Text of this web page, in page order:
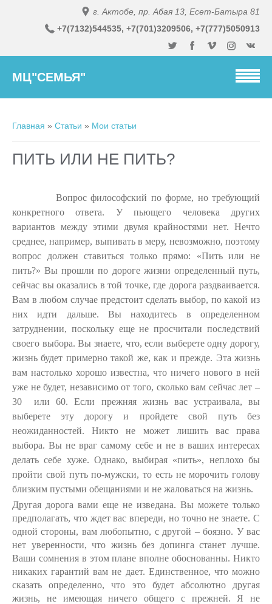
г. Актобе, пр. Абая 13, Есет-Батыра 81
+7(7132)544535, +7(701)3209506, +7(777)5050913
МЦ"СЕМЬЯ"
Главная » Статьи » Мои статьи
ПИТЬ ИЛИ НЕ ПИТЬ?
Вопрос философский по форме, но требующий
конкретного ответа. У пьющего человека других
вариантов между этими двумя крайностями нет. Нечто
среднее, например, выпивать в меру, невозможно, поэтому
вопрос должен ставиться только прямо: «Пить или не
пить?» Вы прошли по дороге жизни определенный путь,
сейчас вы оказались в той точке, где дорога раздваивается.
Вам в любом случае предстоит сделать выбор, по какой из
них идти дальше. Вы находитесь в определенном
затруднении, поскольку еще не просчитали последствий
своего выбора. Вы знаете, что, если выберете одну дорогу,
жизнь будет примерно такой же, как и прежде. Эта жизнь
вам настолько хорошо известна, что ничего нового в ней
уже не будет, независимо от того, сколько вам сейчас лет –
30 или 60. Если прежняя жизнь вас устраивала, вы
выберете эту дорогу и пройдете свой путь без
неожиданностей. Никто не может лишить вас права
выбора. Вы не враг самому себе и не в ваших интересах
делать себе хуже. Однако, выбирая «пить», неплохо бы
пройти свой путь по-мужски, то есть не морочить голову
близким пустыми обещаниями и не жаловаться на жизнь.
Другая дорога вами еще не изведана. Вы можете только
предполагать, что ждет вас впереди, но точно не знаете. С
одной стороны, вам любопытно, с другой – боязно. У вас
нет уверенности, что жизнь без допинга станет лучше.
Ваши сомнения в этом плане вполне обоснованны. Никто
никаких гарантий вам не дает. Единственное, что можно
сказать определенно, что это будет абсолютно другая
жизнь, не имеющая ничего общего с прежней. Я не